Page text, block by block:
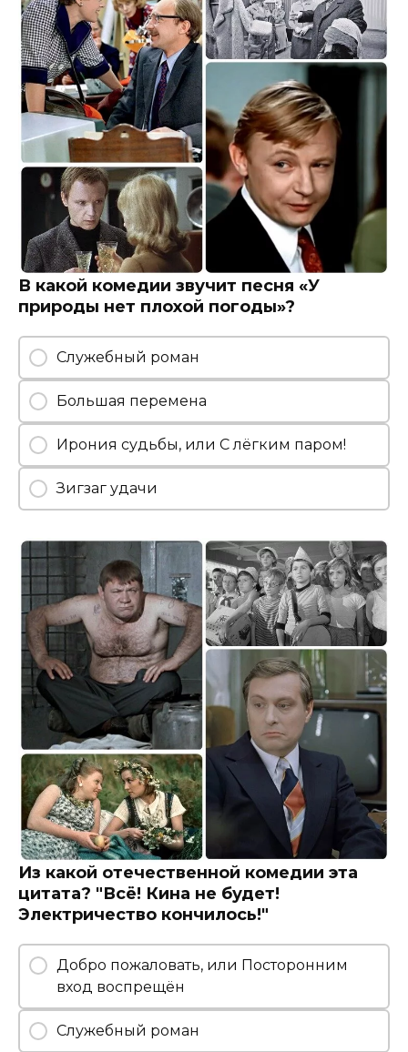
В какой комедии звучит песня «У
природы нет плохой погоды»?
Служебный роман
Большая перемена
Ирония судьбы, или С лёгким паром!
Зигзаг удачи
Из какой отечественной комедии эта
цитата? "Всё! Кина не будет!
Электричество кончилось!"
Добро пожаловать, или Посторонним
вход воспрещён
Служебный роман